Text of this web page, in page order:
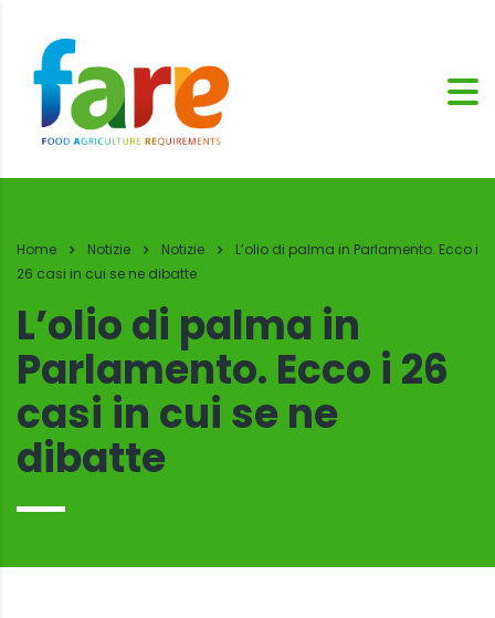
Home Notizie Notizie
L’olio di palma in Parlamento. Ecco i
26 casi in cui se ne dibatte
L’olio di palma in
Parlamento. Ecco i 26
casi in cui se ne
dibatte